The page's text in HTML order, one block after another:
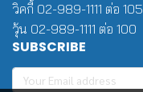
วิคกี้ 02-989-1111 ต่อ 105
วุ้น 02-989-1111 ต่อ 100
SUBSCRIBE